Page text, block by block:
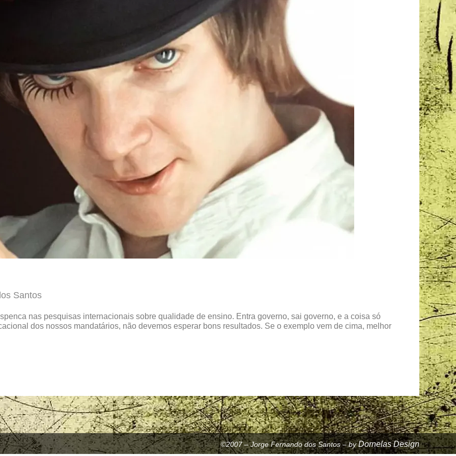
Santos
nas pesquisas internacionais sobre qualidade de ensino. Entra governo, sai governo, e a coisa só
dos nossos mandatários, não devemos esperar bons resultados. Se o exemplo vem de cima, melhor
©2007 – Jorge Fernando dos Santos – byDornelas Design